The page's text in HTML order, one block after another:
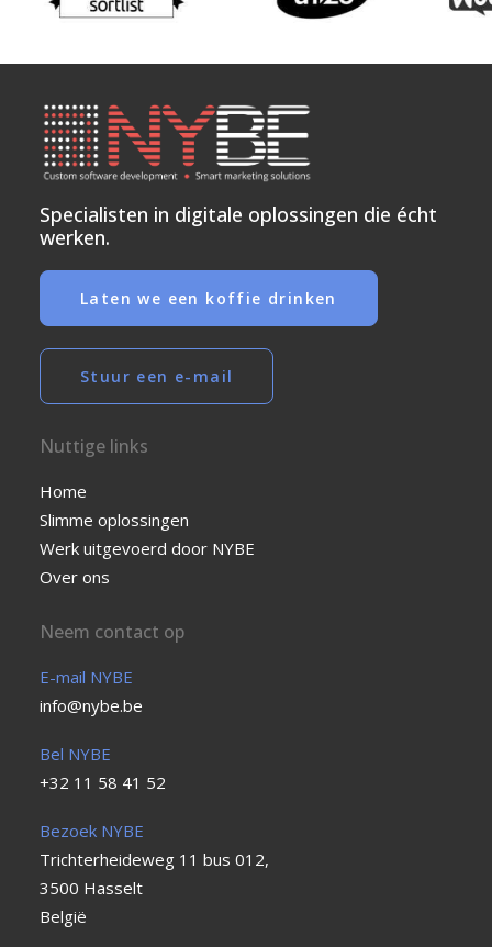
Specialisten in digitale oplossingen die écht
werken.
Laten we een koffie drinken
Stuur een e-mail
Nuttige links
Home
Slimme oplossingen
Werk uitgevoerd door NYBE
Over ons
Neem contact op
E-mail NYBE
info@nybe.be
Bel NYBE
+32 11 58 41 52
Bezoek NYBE
Trichterheideweg 11 bus 012,
3500 Hasselt
België